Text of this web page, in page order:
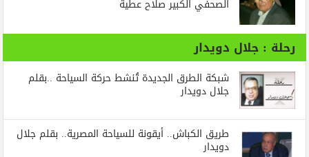
الصحفي الكبير صلاح عطية
رحلة : جلال دويدار
شبكة الطرق الجديدة تُنشط حركة السياحة ..بقلم
جلال دويدار
طريق الكباش.. أيقونة للسياحة المصرية.. بقلم جلال
دويدار